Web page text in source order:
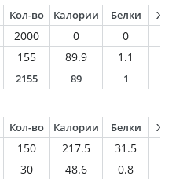
Кол-во Калории Белки
2000 0 0
155 89.9 1.1
2155 89 1
Кол-во Калории Белки
150 217.5 31.5
30 48.6 0.8